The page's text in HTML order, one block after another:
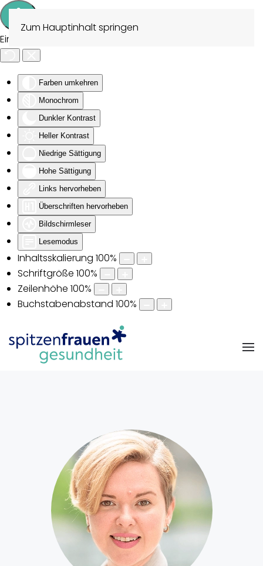
Eingabehilfen öffnen
Farben umkehren
Monochrom
Dunkler Kontrast
Heller Kontrast
Niedrige Sättigung
Hohe Sättigung
Links hervorheben
Überschriften hervorheben
Bildschirmleser
Lesemodus
Inhaltsskalierung 100%
Schriftgröße 100%
Zeilenhöhe 100%
Buchstabenabstand 100%
Zum Hauptinhalt springen